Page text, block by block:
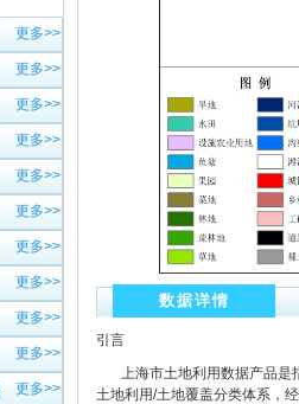
更多>>
更多>>
更多>>
更多>>
更多>>
更多>>
更多>>
更多>>
更多>>
更多>>
更多>>
数据详情
引言
上海市土地利用数据产品是
土地利用/土地覆盖分类体系，